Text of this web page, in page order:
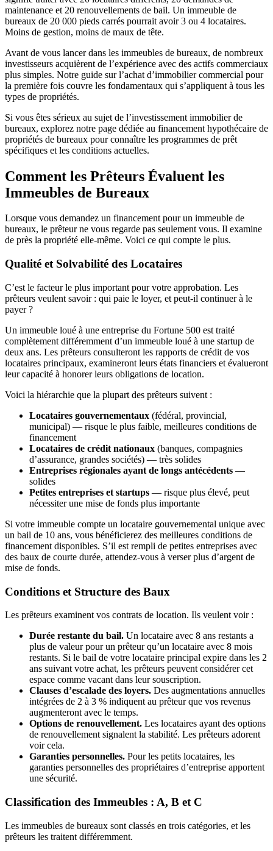
maintenance et 20 renouvellements de bail. Un immeuble de
bureaux de 20 000 pieds carrés pourrait avoir 3 ou 4 locataires.
Moins de gestion, moins de maux de tête.
Avant de vous lancer dans les immeubles de bureaux, de nombreux
investisseurs acquièrent de l’expérience avec des actifs commerciaux
plus simples. Notre guide sur l’achat d’immobilier commercial pour
la première fois couvre les fondamentaux qui s’appliquent à tous les
types de propriétés.
Si vous êtes sérieux au sujet de l’investissement immobilier de
bureaux, explorez notre page dédiée au financement hypothécaire de
propriétés de bureaux pour connaître les programmes de prêt
spécifiques et les conditions actuelles.
Comment les Prêteurs Évaluent les
Immeubles de Bureaux
Lorsque vous demandez un financement pour un immeuble de
bureaux, le prêteur ne vous regarde pas seulement vous. Il examine
de près la propriété elle-même. Voici ce qui compte le plus.
Qualité et Solvabilité des Locataires
C’est le facteur le plus important pour votre approbation. Les
prêteurs veulent savoir : qui paie le loyer, et peut-il continuer à le
payer ?
Un immeuble loué à une entreprise du Fortune 500 est traité
complètement différemment d’un immeuble loué à une startup de
deux ans. Les prêteurs consulteront les rapports de crédit de vos
locataires principaux, examineront leurs états financiers et évalueront
leur capacité à honorer leurs obligations de location.
Voici la hiérarchie que la plupart des prêteurs suivent :
Locataires gouvernementaux (fédéral, provincial,
municipal) — risque le plus faible, meilleures conditions de
financement
Locataires de crédit nationaux (banques, compagnies
d’assurance, grandes sociétés) — très solides
Entreprises régionales ayant de longs antécédents —
solides
Petites entreprises et startups — risque plus élevé, peut
nécessiter une mise de fonds plus importante
Si votre immeuble compte un locataire gouvernemental unique avec
un bail de 10 ans, vous bénéficierez des meilleures conditions de
financement disponibles. S’il est rempli de petites entreprises avec
des baux de courte durée, attendez-vous à verser plus d’argent de
mise de fonds.
Conditions et Structure des Baux
Les prêteurs examinent vos contrats de location. Ils veulent voir :
Durée restante du bail. Un locataire avec 8 ans restants a
plus de valeur pour un prêteur qu’un locataire avec 8 mois
restants. Si le bail de votre locataire principal expire dans les 2
ans suivant votre achat, les prêteurs peuvent considérer cet
espace comme vacant dans leur souscription.
Clauses d’escalade des loyers. Des augmentations annuelles
intégrées de 2 à 3 % indiquent au prêteur que vos revenus
augmenteront avec le temps.
Options de renouvellement. Les locataires ayant des options
de renouvellement signalent la stabilité. Les prêteurs adorent
voir cela.
Garanties personnelles. Pour les petits locataires, les
garanties personnelles des propriétaires d’entreprise apportent
une sécurité.
Classification des Immeubles : A, B et C
Les immeubles de bureaux sont classés en trois catégories, et les
prêteurs les traitent différemment.